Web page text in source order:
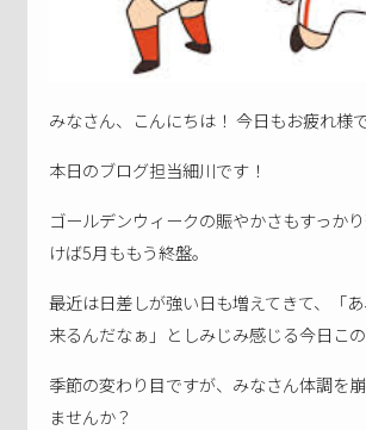
みなさん、こんにちは！ 今日もお疲れ様で
本日のブログ担当細川です！
ゴールデンウィークの賑やかさもすっか
けば5月ももう終盤。
最近は日差しが強い日も増えてきて、「
来るんだなぁ」としみじみ感じる今日この
季節の変わり目ですが、みなさん体調を
ませんか？